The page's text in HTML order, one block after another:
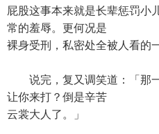
屁股这事本来就是长辈惩罚小
常的羞辱。更何况是
裸身受刑，私密处全被人看的
说完，复又调笑道：「那
让你来打？倒是辛苦
云裳大人了。」